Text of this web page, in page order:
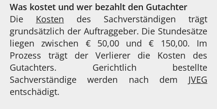
Was kostet und wer bezahlt den Gutachter
Die Kosten des Sachverständigen trägt
grundsätzlich der Auftraggeber. Die Stundesätze
liegen zwischen € 50,00 und € 150,00. Im
Prozess trägt der Verlierer die Kosten des
Gutachters. Gerichtlich bestellte
Sachverständige werden nach dem JVEG
entschädigt.